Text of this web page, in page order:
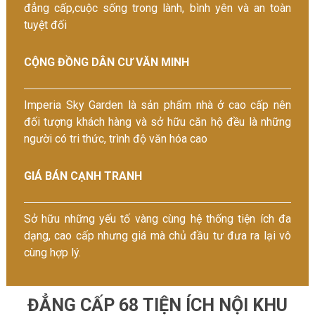
đẳng cấp,cuộc sống trong lành, bình yên và an toàn
tuyệt đối
CỘNG ĐỒNG DÂN CƯ VĂN MINH
Imperia Sky Garden là sản phẩm nhà ở cao cấp nên
đối tượng khách hàng và sở hữu căn hộ đều là những
người có tri thức, trình độ văn hóa cao
GIÁ BÁN CẠNH TRANH
Sở hữu những yếu tố vàng cùng hệ thống tiện ích đa
dạng, cao cấp nhưng giá mà chủ đầu tư đưa ra lại vô
cùng hợp lý.
ĐẲNG CẤP 68 TIỆN ÍCH NỘI KHU